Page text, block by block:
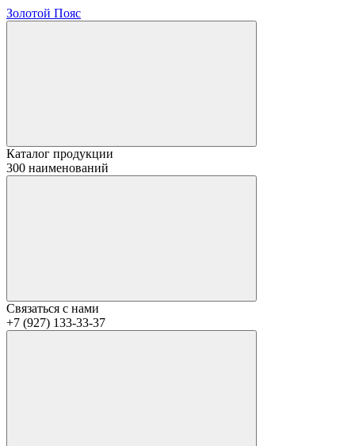
Золотой Пояс
Каталог продукции
300 наименований
Связаться с нами
+7 (927) 133-33-37